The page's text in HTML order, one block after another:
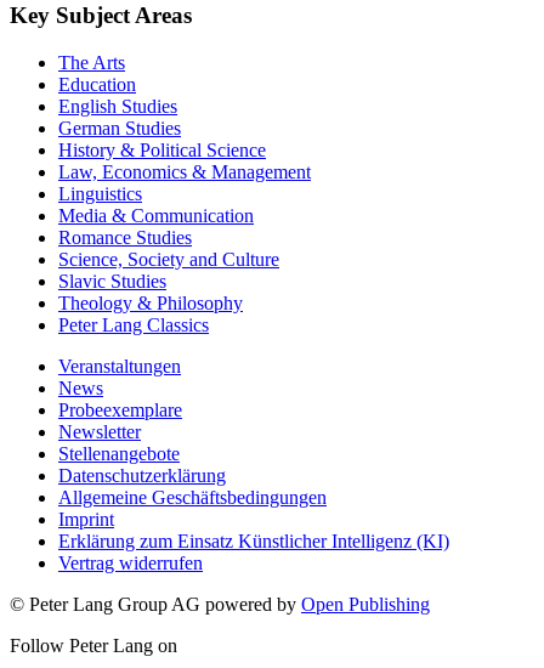
Key Subject Areas
The Arts
Education
English Studies
German Studies
History & Political Science
Law, Economics & Management
Linguistics
Media & Communication
Romance Studies
Science, Society and Culture
Slavic Studies
Theology & Philosophy
Peter Lang Classics
Veranstaltungen
News
Probeexemplare
Newsletter
Stellenangebote
Datenschutzerklärung
Allgemeine Geschäftsbedingungen
Imprint
Erklärung zum Einsatz Künstlicher Intelligenz (KI)
Vertrag widerrufen
© Peter Lang Group AG powered by Open Publishing
Follow Peter Lang on